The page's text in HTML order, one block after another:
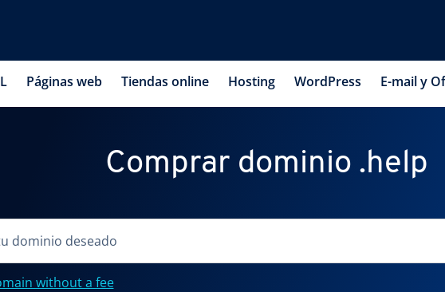
Páginas web Tiendas online Hosting WordPress E-mail y
Comprar dominio .help
without a fee